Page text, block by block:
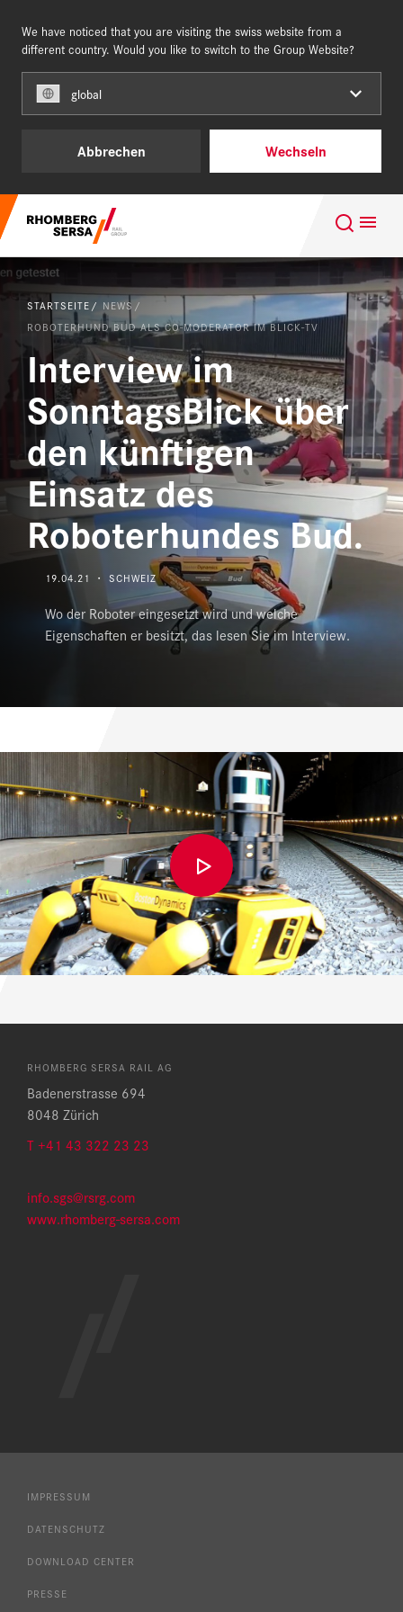
We have noticed that you are visiting the swiss website from a
different country. Would you like to switch to the Group Website?
global
Abbrechen Wechseln
REFERENZEN
NEWS
DOWNLOAD CENTER
ONLINE MAGAZIN
Projektgeschäft
Leistungen & Produkte
Über uns
Karriere
SCHWEIZ DE
Suchempfehlungen
Karriere im Team of Steel
Nachhaltigkeit
Digital Rail Services
STARTSEITE
NEWS
ROBOTERHUND BUD ALS CO-MODERATOR IM BLICK-TV
Interview im
SonntagsBlick über
den künftigen
Einsatz des
Roboterhundes Bud.
19.04.21 ・ SCHWEIZ
Wo der Roboter eingesetzt wird und welche
Eigenschaften er besitzt, das lesen Sie im Interview.
RHOMBERG SERSA RAIL AG
Badenerstrasse 694
8048 Zürich
T +41 43 322 23 23
info.sgs@rsrg.com
www.rhomberg-sersa.com
IMPRESSUM
DATENSCHUTZ
DOWNLOAD CENTER
PRESSE